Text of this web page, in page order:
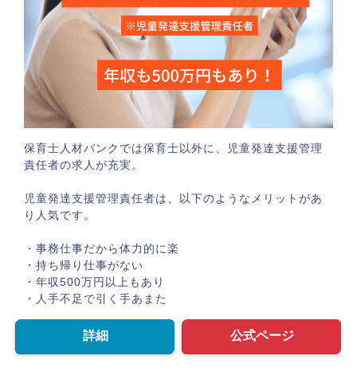
保育士人材バンクでは保育士以外に、児童発達支援管理
責任者の求人が充実。
児童発達支援管理責任者は、以下のようなメリットがあ
り人気です。
・事務仕事だから体力的に楽
・持ち帰り仕事がない
・年収500万円以上もあり
・人手不足で引く手あまた
詳細 公式ページ